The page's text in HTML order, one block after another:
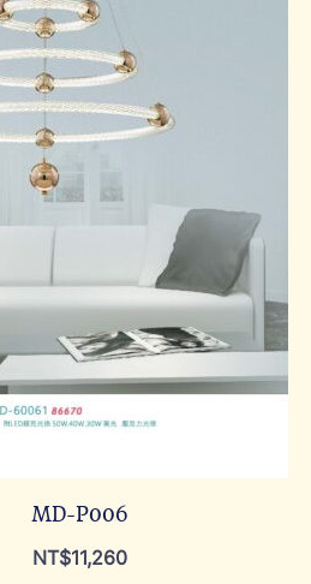
MD-P006
NT$11,260